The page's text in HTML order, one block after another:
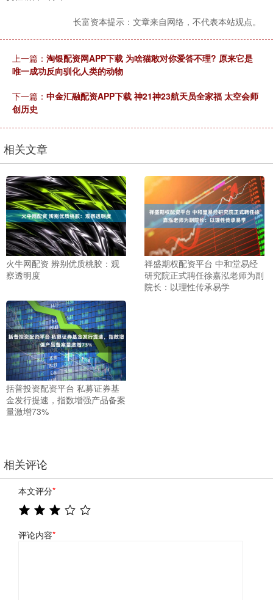
长富资本提示：文章来自网络，不代表本站观点。
上一篇： 淘银配资网APP下载 为啥猫敢对你爱答不理? 原来它是
唯一成功反向驯化人类的动物
下一篇： 中金汇融配资APP下载 神21神23航天员全家福 太空会师
创历史
相关文章
火牛网配资 辨别优质桃胶：观
察透明度
祥盛期权配资平台 中和堂易经
研究院正式聘任徐嘉泓老师为副
院长：以理性传承易学
括普投资配资平台 私募证券基
金发行提速，指数增强产品备案
量激增73%
相关评论
本文评分*
评论内容*